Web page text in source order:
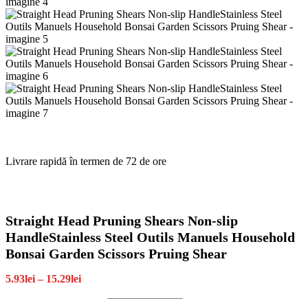
Livrare rapidă în termen de 72 de ore
Straight Head Pruning Shears Non-slip
HandleStainless Steel Outils Manuels Household
Bonsai Garden Scissors Pruing Shear
5.93lei – 15.29lei